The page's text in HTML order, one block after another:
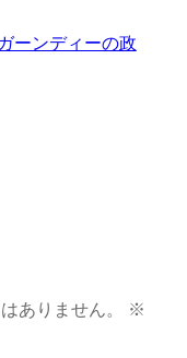
ーンディーの政
ありません。
※